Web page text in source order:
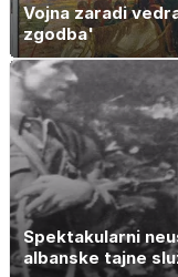
Vojna zaradi
zgodba'
Spektakularni
albanske tajne